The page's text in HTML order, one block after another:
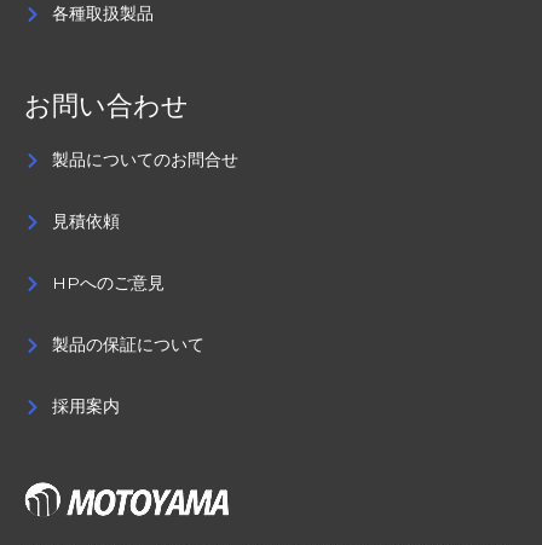
各種取扱製品
お問い合わせ
製品についてのお問合せ
見積依頼
HPへのご意見
製品の保証について
採用案内